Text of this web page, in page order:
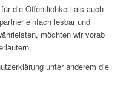
die Öffentlichkeit als auch
einfach lesbar und
möchten wir vorab
unter anderem die